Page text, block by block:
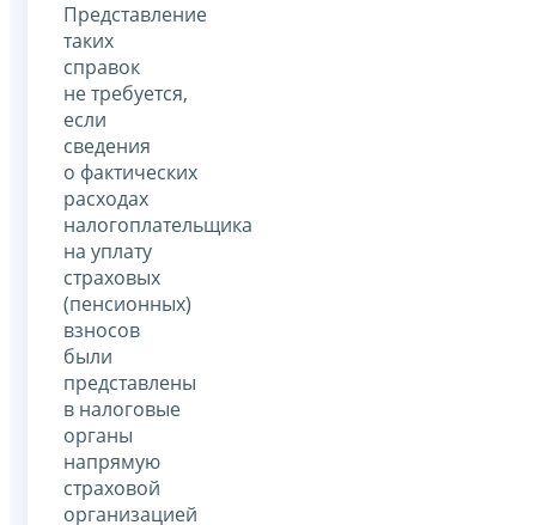
Представление
таких
справок
не требуется,
если
сведения
о фактических
расходах
налогоплательщика
на уплату
страховых
(пенсионных)
взносов
были
представлены
в налоговые
органы
напрямую
страховой
организацией